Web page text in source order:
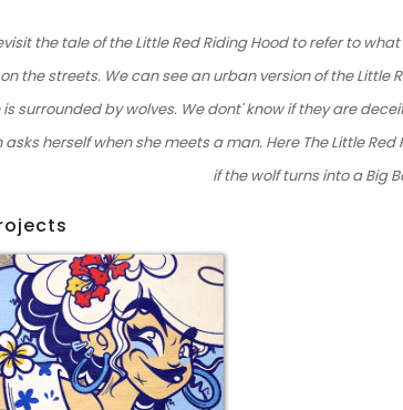
the tale of the Little Red Riding Hood to refer to
the streets. We can see an urban version of the Little
surrounded by wolves. We dont' know if they are
herself when she meets a man. Here The Little
if the wolf turns into a Big
Set-Kat Détail